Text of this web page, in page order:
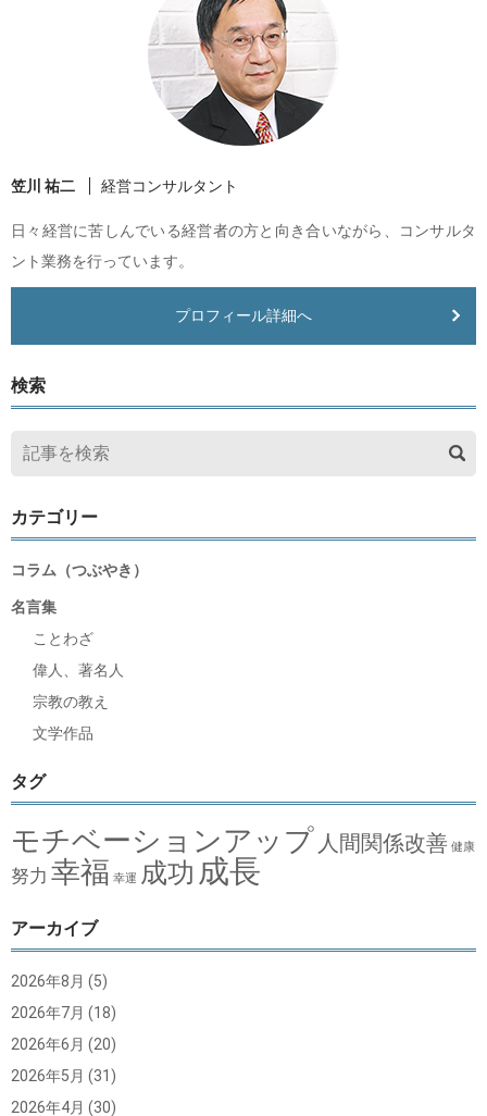
笠川 祐二 経営コンサルタント
日々経営に苦しんでいる経営者の方と向き合いながら、コンサルタ
ント業務を行っています。
プロフィール詳細へ
検索
カテゴリー
コラム（つぶやき）
名言集
ことわざ
偉人、著名人
宗教の教え
文学作品
タグ
モチベーションアップ 人間関係改善 健康
努力 幸福 幸運 成功 成長
アーカイブ
2026年8月 (5)
2026年7月 (18)
2026年6月 (20)
2026年5月 (31)
2026年4月 (30)